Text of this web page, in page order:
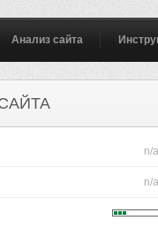
Анализ сайта
n/a
n/a